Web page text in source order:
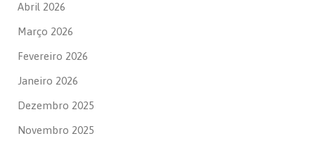
Abril 2026
Março 2026
Fevereiro 2026
Janeiro 2026
Dezembro 2025
Novembro 2025